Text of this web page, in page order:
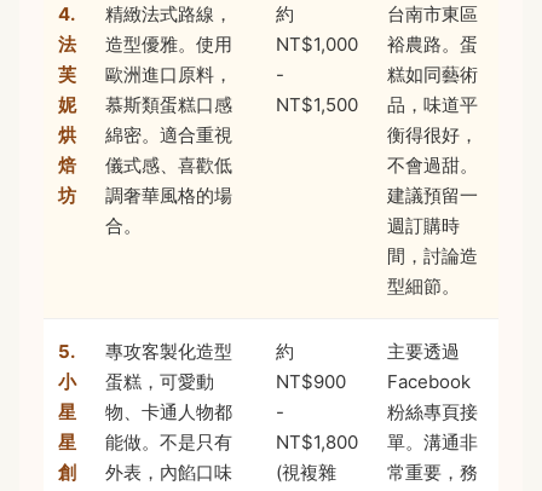
4.
法
芙
妮
烘
焙
坊
精緻法式路線，
造型優雅。使用
歐洲進口原料，
慕斯類蛋糕口感
綿密。適合重視
儀式感、喜歡低
調奢華風格的場
合。
約
NT$1,000
-
NT$1,500
台南市東區
裕農路。蛋
糕如同藝術
品，味道平
衡得很好，
不會過甜。
建議預留一
週訂購時
間，討論造
型細節。
5.
小
星
星
創
專攻客製化造型
蛋糕，可愛動
物、卡通人物都
能做。不是只有
外表，內餡口味
約
NT$900
-
NT$1,800
(視複雜
主要透過
Facebook
粉絲專頁接
單。溝通非
常重要，務